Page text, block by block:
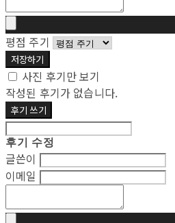
평점 주기
저장하기
사진 후기만 보기
작성된 후기가 없습니다.
후기 쓰기
후기 수정
글쓴이
이메일